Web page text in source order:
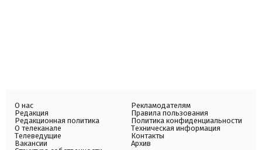
О нас
Редакция
Редакционная политика
О телеканале
Телеведущие
Вакансии
Рекламодателям
Правила пользования
Политика конфиденциальности
Техническая информация
Контакты
Архив